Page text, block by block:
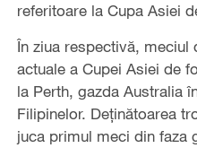
referitoare la Cupa Asiei
În ziua respectivă, meciul
actuale a Cupei Asiei de
la Perth, gazda Australia
Filipinelor. Deținătoarea
juca primul meci din faza